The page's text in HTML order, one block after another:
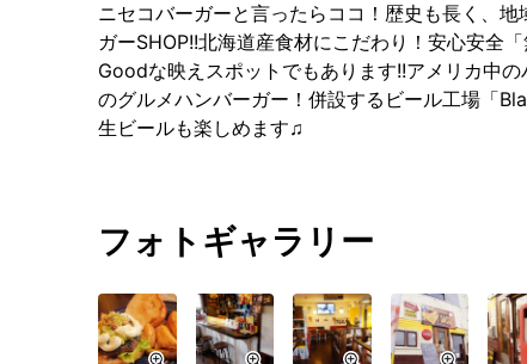
ニセコバーガーと言ったらココ！歴史も長く、
ガーSHOP!!北海道産食材にこだわり！安心安全
Goodな映えスポットでもあります!!アメリカ中
のグルメハンバーガー！併設するビール工場「
生ビールも楽しめます♫
フォトギャラリー